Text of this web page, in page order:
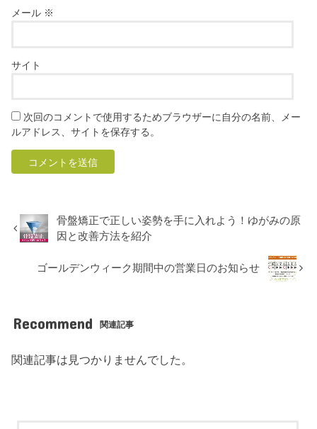
メール ※
サイト
次回のコメントで使用するためブラウザーに自分の名前、メー
ルアドレス、サイトを保存する。
骨盤矯正で正しい姿勢を手に入れよう！ゆがみの原
因と改善方法を紹介
ゴールデンウィーク期間中の営業日のお知らせ
Recommend 関連記事
関連記事は見つかりませんでした。